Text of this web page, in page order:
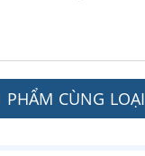
PHẨM CÙNG LOẠI